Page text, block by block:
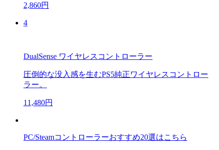
2,860円
4
DualSense ワイヤレスコントローラー
圧倒的な没入感を生むPS5純正ワイヤレスコントロー
ラー。
11,480円
PC/Steamコントローラーおすすめ20選はこちら